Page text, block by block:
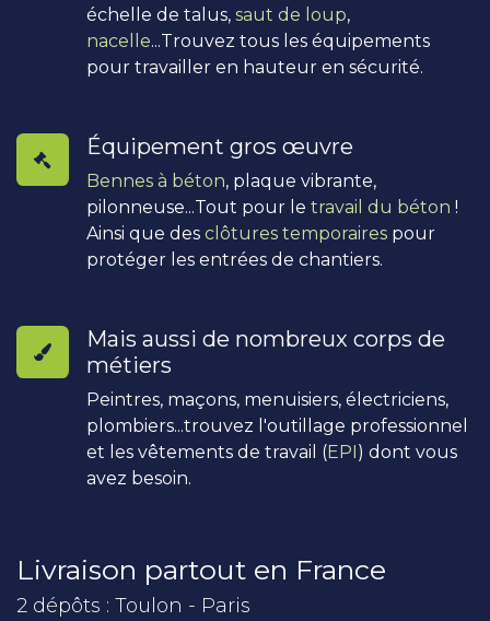
échelle de talus, saut de loup,
nacelle...Trouvez tous les équipements
pour travailler en hauteur en sécurité.
Équipement gros œuvre
Bennes à béton, plaque vibrante,
pilonneuse...Tout pour le travail du béton !
Ainsi que des clôtures temporaires pour
protéger les entrées de chantiers.
Mais aussi de nombreux corps de
métiers
Peintres, maçons, menuisiers, électriciens,
plombiers...trouvez l'outillage professionnel
et les vêtements de travail (EPI) dont vous
avez besoin.
Livraison partout en France
2 dépôts : Toulon - Paris